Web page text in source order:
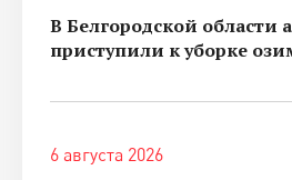
В Белгородской области
приступили к уборке
6 августа 2026